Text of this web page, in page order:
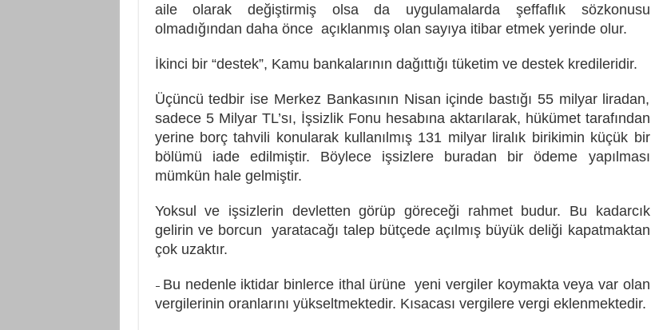
aile olarak değiştirmiş olsa da uygulamalarda şeffaflık sözkonusu
olmadığından daha önce açıklanmış olan sayıya itibar etmek yerinde olur.
İkinci bir “destek”, Kamu bankalarının dağıttığı tüketim ve destek kredileridir.
Üçüncü tedbir ise Merkez Bankasının Nisan içinde bastığı 55 milyar liradan,
sadece 5 Milyar TL’sı, İşsizlik Fonu hesabına aktarılarak, hükümet tarafından
yerine borç tahvili konularak kullanılmış 131 milyar liralık birikimin küçük bir
bölümü iade edilmiştir. Böylece işsizlere buradan bir ödeme yapılması
mümkün hale gelmiştir.
Yoksul ve işsizlerin devletten görüp göreceği rahmet budur. Bu kadarcık
gelirin ve borcun yaratacağı talep bütçede açılmış büyük deliği kapatmaktan
çok uzaktır.
– Bu nedenle iktidar binlerce ithal ürüne yeni vergiler koymakta veya var olan
vergilerinin oranlarını yükseltmektedir. Kısacası vergilere vergi eklenmektedir.